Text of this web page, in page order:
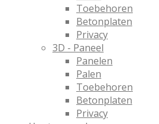
Toebehoren
Betonplaten
Privacy
3D - Paneel
Panelen
Palen
Toebehoren
Betonplaten
Privacy